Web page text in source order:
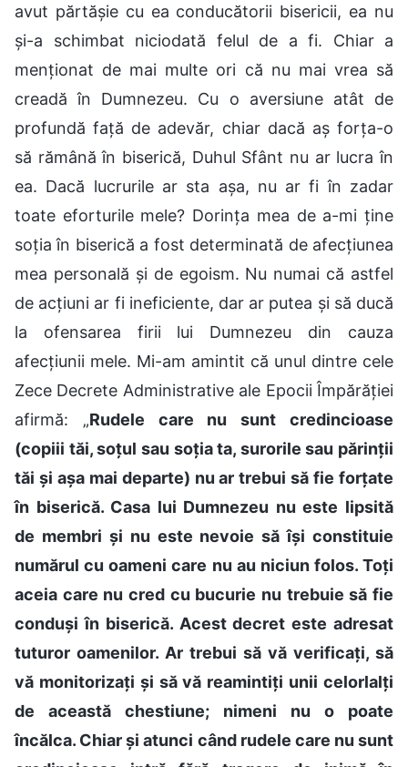
avut părtășie cu ea conducătorii bisericii, ea nu
și-a schimbat niciodată felul de a fi. Chiar a
menționat de mai multe ori că nu mai vrea să
creadă în Dumnezeu. Cu o aversiune atât de
profundă față de adevăr, chiar dacă aș forța-o
să rămână în biserică, Duhul Sfânt nu ar lucra în
ea. Dacă lucrurile ar sta așa, nu ar fi în zadar
toate eforturile mele? Dorința mea de a-mi ține
soția în biserică a fost determinată de afecțiunea
mea personală și de egoism. Nu numai că astfel
de acțiuni ar fi ineficiente, dar ar putea și să ducă
la ofensarea firii lui Dumnezeu din cauza
afecțiunii mele. Mi-am amintit că unul dintre cele
Zece Decrete Administrative ale Epocii Împărăției
afirmă: „Rudele care nu sunt credincioase
(copiii tăi, soțul sau soția ta, surorile sau părinții
tăi și așa mai departe) nu ar trebui să fie forțate
în biserică. Casa lui Dumnezeu nu este lipsită
de membri și nu este nevoie să își constituie
numărul cu oameni care nu au niciun folos. Toți
aceia care nu cred cu bucurie nu trebuie să fie
conduși în biserică. Acest decret este adresat
tuturor oamenilor. Ar trebui să vă verificați, să
vă monitorizați și să vă reamintiți unii celorlalți
de această chestiune; nimeni nu o poate
încălca. Chiar și atunci când rudele care nu sunt